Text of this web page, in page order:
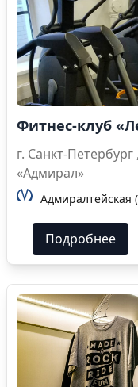
Фитнес-клуб
г. Санкт-Петербург , ул. Малая Морская, д.4/1, ТРК
«Адмирал»
Адмиралтейская
Подробнее